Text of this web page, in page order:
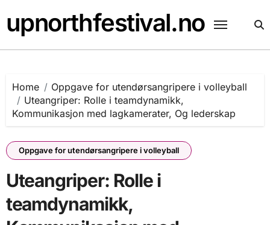
to
content
upnorthfestival.no
Home
Oppgave for utendørsangripere i volleyball
Uteangriper: Rolle i teamdynamikk,
Kommunikasjon med lagkamerater, Og lederskap
Oppgave for utendørsangripere i volleyball
Uteangriper: Rolle i
teamdynamikk,